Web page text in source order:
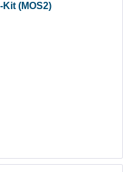
(MOS2)